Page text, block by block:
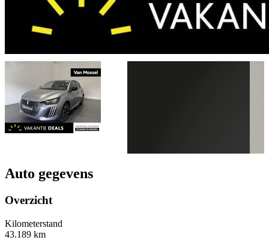
Auto gegevens
Overzicht
Kilometerstand
43.189 km